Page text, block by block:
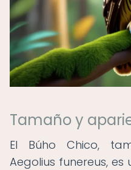
Tamaño y
El Búho Chico,
Aegolius funereus,